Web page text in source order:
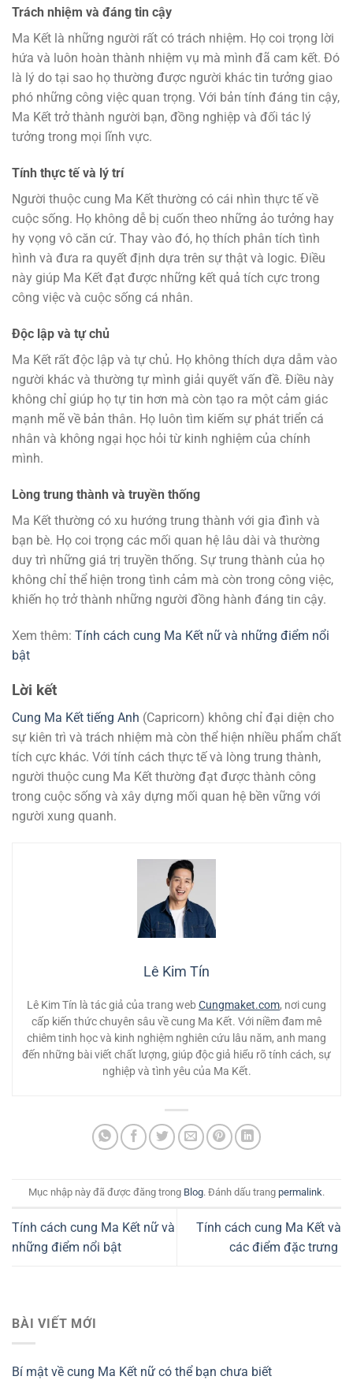
Trách nhiệm và đáng tin cậy
Ma Kết là những người rất có trách nhiệm. Họ coi trọng lời
hứa và luôn hoàn thành nhiệm vụ mà mình đã cam kết. Đó
là lý do tại sao họ thường được người khác tin tưởng giao
phó những công việc quan trọng. Với bản tính đáng tin cậy,
Ma Kết trở thành người bạn, đồng nghiệp và đối tác lý
tưởng trong mọi lĩnh vực.
Tính thực tế và lý trí
Người thuộc cung Ma Kết thường có cái nhìn thực tế về
cuộc sống. Họ không dễ bị cuốn theo những ảo tưởng hay
hy vọng vô căn cứ. Thay vào đó, họ thích phân tích tình
hình và đưa ra quyết định dựa trên sự thật và logic. Điều
này giúp Ma Kết đạt được những kết quả tích cực trong
công việc và cuộc sống cá nhân.
Độc lập và tự chủ
Ma Kết rất độc lập và tự chủ. Họ không thích dựa dẫm vào
người khác và thường tự mình giải quyết vấn đề. Điều này
không chỉ giúp họ tự tin hơn mà còn tạo ra một cảm giác
mạnh mẽ về bản thân. Họ luôn tìm kiếm sự phát triển cá
nhân và không ngại học hỏi từ kinh nghiệm của chính
mình.
Lòng trung thành và truyền thống
Ma Kết thường có xu hướng trung thành với gia đình và
bạn bè. Họ coi trọng các mối quan hệ lâu dài và thường
duy trì những giá trị truyền thống. Sự trung thành của họ
không chỉ thể hiện trong tình cảm mà còn trong công việc,
khiến họ trở thành những người đồng hành đáng tin cậy.
Xem thêm: Tính cách cung Ma Kết nữ và những điểm nổi
bật
Lời kết
Cung Ma Kết tiếng Anh (Capricorn) không chỉ đại diện cho
sự kiên trì và trách nhiệm mà còn thể hiện nhiều phẩm chất
tích cực khác. Với tính cách thực tế và lòng trung thành,
người thuộc cung Ma Kết thường đạt được thành công
trong cuộc sống và xây dựng mối quan hệ bền vững với
người xung quanh.
Lê Kim Tín
Lê Kim Tín là tác giả của trang web Cungmaket.com, nơi cung
cấp kiến thức chuyên sâu về cung Ma Kết. Với niềm đam mê
chiêm tinh học và kinh nghiệm nghiên cứu lâu năm, anh mang
đến những bài viết chất lượng, giúp độc giả hiểu rõ tính cách, sự
nghiệp và tình yêu của Ma Kết.
Mục nhập này đã được đăng trong Blog. Đánh dấu trang permalink.
Tính cách cung Ma Kết nữ và
những điểm nổi bật
Tính cách cung Ma Kết và
các điểm đặc trưng
BÀI VIẾT MỚI
Bí mật về cung Ma Kết nữ có thể bạn chưa biết